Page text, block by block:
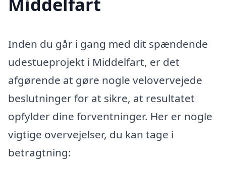
Inden du går i gang med dit spændende
udestueprojekt i Middelfart, er det
afgørende at gøre nogle velovervejede
beslutninger for at sikre, at resultatet
opfylder dine forventninger. Her er nogle
vigtige overvejelser, du kan tage i
betragtning: